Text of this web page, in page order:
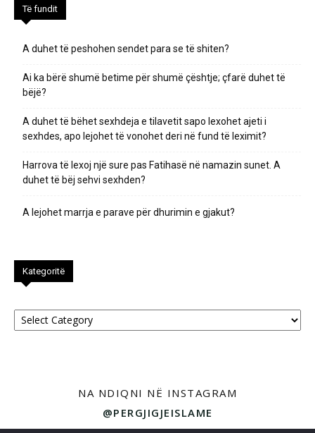
Të fundit
A duhet të peshohen sendet para se të shiten?
Ai ka bërë shumë betime për shumë çështje; çfarë duhet të
bëjë?
A duhet të bëhet sexhdeja e tilavetit sapo lexohet ajeti i
sexhdes, apo lejohet të vonohet deri në fund të leximit?
Harrova të lexoj një sure pas Fatihasë në namazin sunet. A
duhet të bëj sehvi sexhden?
A lejohet marrja e parave për dhurimin e gjakut?
Kategoritë
Kategoritë
NA NDIQNI NË INSTAGRAM
@PERGJIGJEISLAME